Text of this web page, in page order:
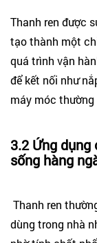
Thanh ren được
tạo thành một
quá trình vận
để kết nối như
máy móc
3.2 Ứng
sống hàng
Thanh ren
dùng trong nhà